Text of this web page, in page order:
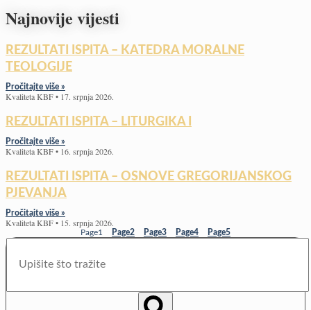
Najnovije vijesti
REZULTATI ISPITA – KATEDRA MORALNE
TEOLOGIJE
Pročitajte više »
Kvaliteta KBF 17. srpnja 2026.
REZULTATI ISPITA – LITURGIKA I
Pročitajte više »
Kvaliteta KBF 16. srpnja 2026.
REZULTATI ISPITA – OSNOVE GREGORIJANSKOG
PJEVANJA
Pročitajte više »
Kvaliteta KBF 15. srpnja 2026.
Page1 Page2 Page3 Page4 Page5
Search